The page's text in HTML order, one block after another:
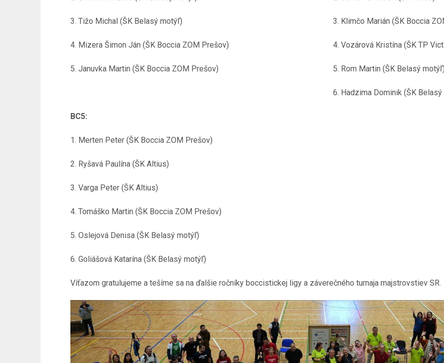
3. Tižo Michal (ŠK Belasý motýľ)
4. Mizera Šimon Ján (ŠK Boccia ZOM Prešov)
5. Januvka Martin (ŠK Boccia ZOM Prešov)
3. Klimčo Marián (ŠK Boccia
4. Vozárová Kristína (ŠK TP
5. Rom Martin (ŠK Belasý
6. Hadzima Dominik (ŠK
BC5:
1. Merten Peter (ŠK Boccia ZOM Prešov)
2. Ryšavá Paulína (ŠK Altius)
3. Varga Peter (ŠK Altius)
4. Tomáško Martin (ŠK Boccia ZOM Prešov)
5. Oslejová Denisa (ŠK Belasý motýľ)
6. Goliášová Katarína (ŠK Belasý motýľ)
Víťazom gratulujeme a tešíme sa na ďalšie ročníky boccistickej ligy a záverečného turnaja majstrovstiev SR.